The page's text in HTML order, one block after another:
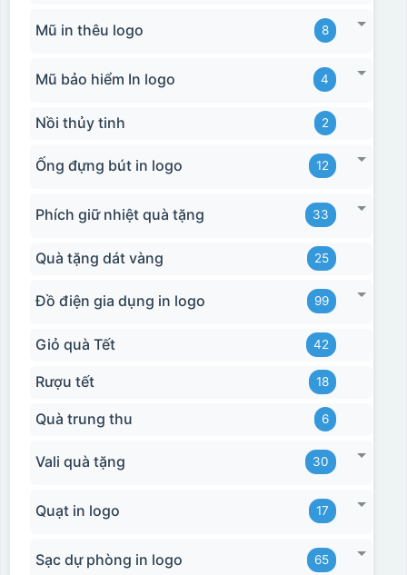
Mũ in thêu logo 8
Mũ bảo hiểm In logo 4
Nồi thủy tinh 2
Ống đựng bút in logo 12
Phích giữ nhiệt quà tặng 33
Quà tặng dát vàng 25
Đồ điện gia dụng in logo 99
Giỏ quà Tết 42
Rượu tết 18
Quà trung thu 6
Vali quà tặng 30
Quạt in logo 17
Sạc dự phòng in logo 65